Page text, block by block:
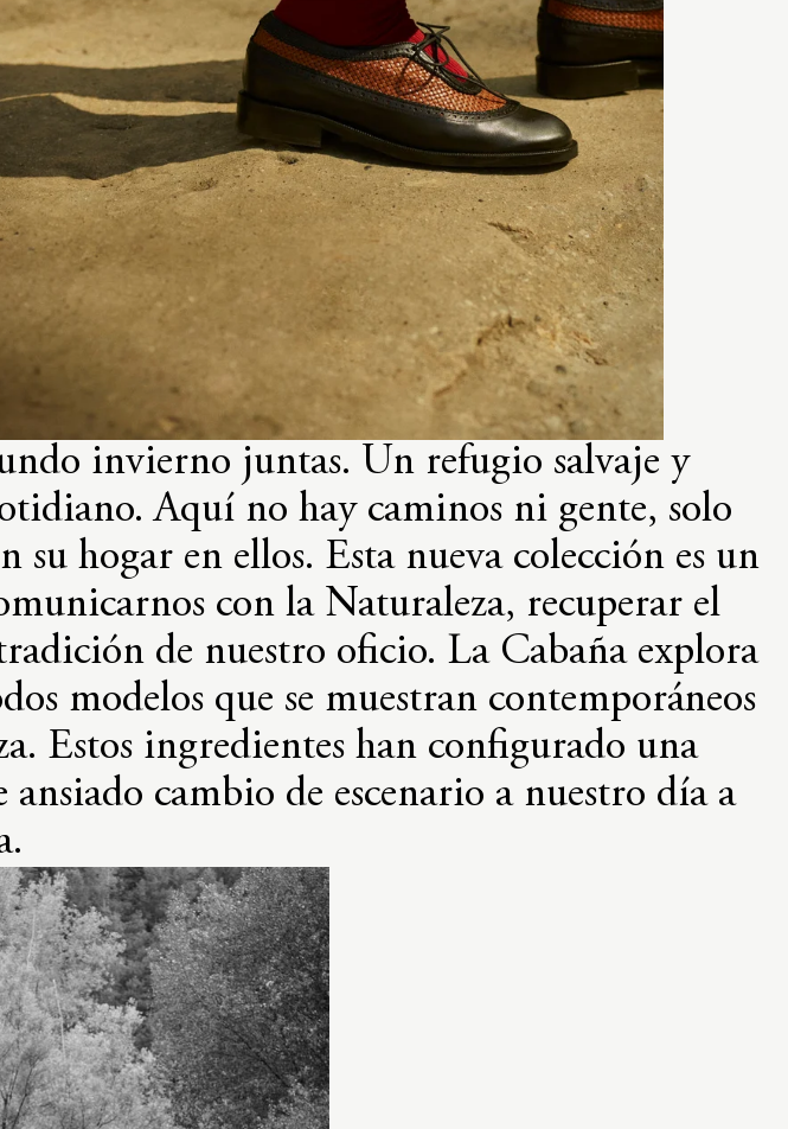
invierno juntas. Un refugio salvaje y
Aquí no hay caminos ni gente, solo
su hogar en ellos. Esta nueva colección es un
con la Naturaleza, recuperar el
de nuestro oficio. La Cabaña explora
modelos que se muestran contemporáneos
Estos ingredientes han configurado una
cambio de escenario a nuestro día a